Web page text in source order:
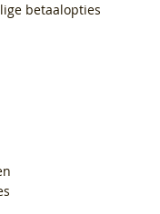
betaalopties